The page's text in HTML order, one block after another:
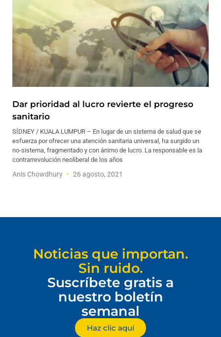
Dar prioridad al lucro revierte el progreso
sanitario
SÍDNEY / KUALA LUMPUR – En lugar de un sistema de salud que se
esfuerza por ofrecer una atención sanitaria universal, ha surgido un
no-sistema, fragmentado y con ánimo de lucro. La responsable es la
contrarrevolución neoliberal de los años
Anis Chowdhury 26 agosto, 2021
Noticias que importan.
Sin ruido.
Suscríbete gratis a
nuestro boletín
semanal
Haz clic aquí